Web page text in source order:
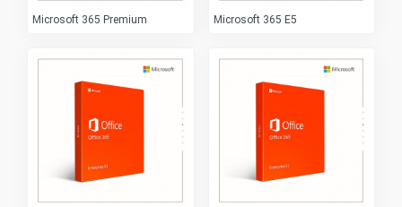
Microsoft 365 Premium Microsoft 365 E5